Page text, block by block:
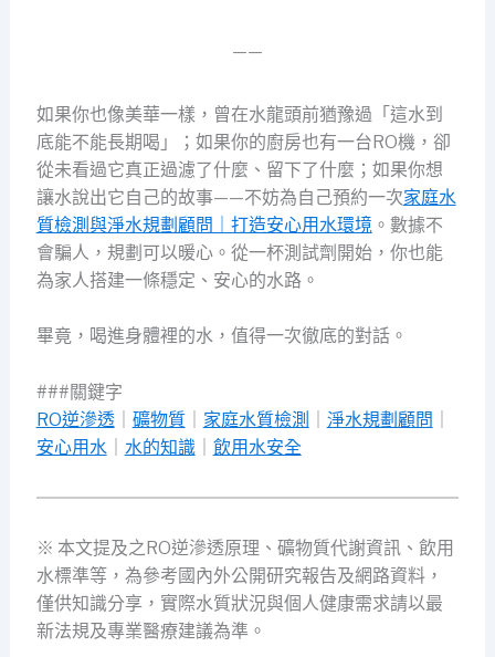
——
如果你也像美華一樣，曾在水龍頭前猶豫過「這水到
底能不能長期喝」；如果你的廚房也有一台RO機，卻
從未看過它真正過濾了什麼、留下了什麼；如果你想
讓水說出它自己的故事——不妨為自己預約一次家庭水
質檢測與淨水規劃顧問｜打造安心用水環境 。數據不
會騙人，規劃可以暖心。從一杯測試劑開始，你也能
為家人搭建一條穩定、安心的水路。
畢竟，喝進身體裡的水，值得一次徹底的對話。
###關鍵字
RO逆滲透｜ 礦物質｜ 家庭水質檢測 淨水規劃顧問
安心用水｜ 水的知識｜ 飲用水安全
※ 本文提及之RO逆滲透原理、礦物質代謝資訊、飲用
水標準等，為參考國內外公開研究報告及網路資料，
僅供知識分享，實際水質狀況與個人健康需求請以最
新法規及專業醫療建議為準。